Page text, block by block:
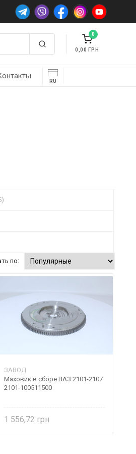
0
0,00
RU
по:
ЗАВОД
Маховик в сборе ВАЗ 2101-2107
2101-100511500
1 556,72